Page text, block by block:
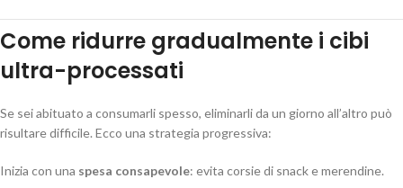
Come ridurre gradualmente i cibi
ultra-processati
Se sei abituato a consumarli spesso, eliminarli da un giorno all’altro può
risultare difficile. Ecco una strategia progressiva:
Inizia con una spesa consapevole: evita corsie di snack e merendine.